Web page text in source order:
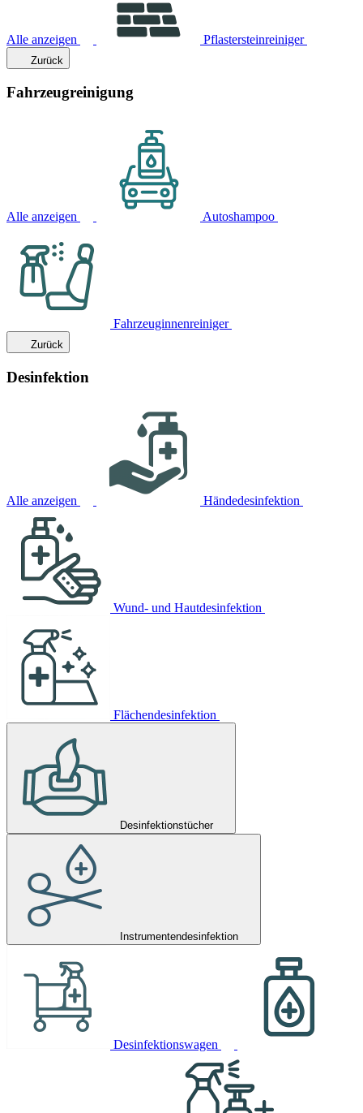
Alle anzeigen Pflastersteinreiniger
Zurück
Fahrzeugreinigung
Alle anzeigen Autoshampoo
Fahrzeuginnenreiniger
Zurück
Desinfektion
Alle anzeigen Händedesinfektion
Wund- und Hautdesinfektion
Flächendesinfektion
Desinfektionstücher
Instrumentendesinfektion
Desinfektionswagen